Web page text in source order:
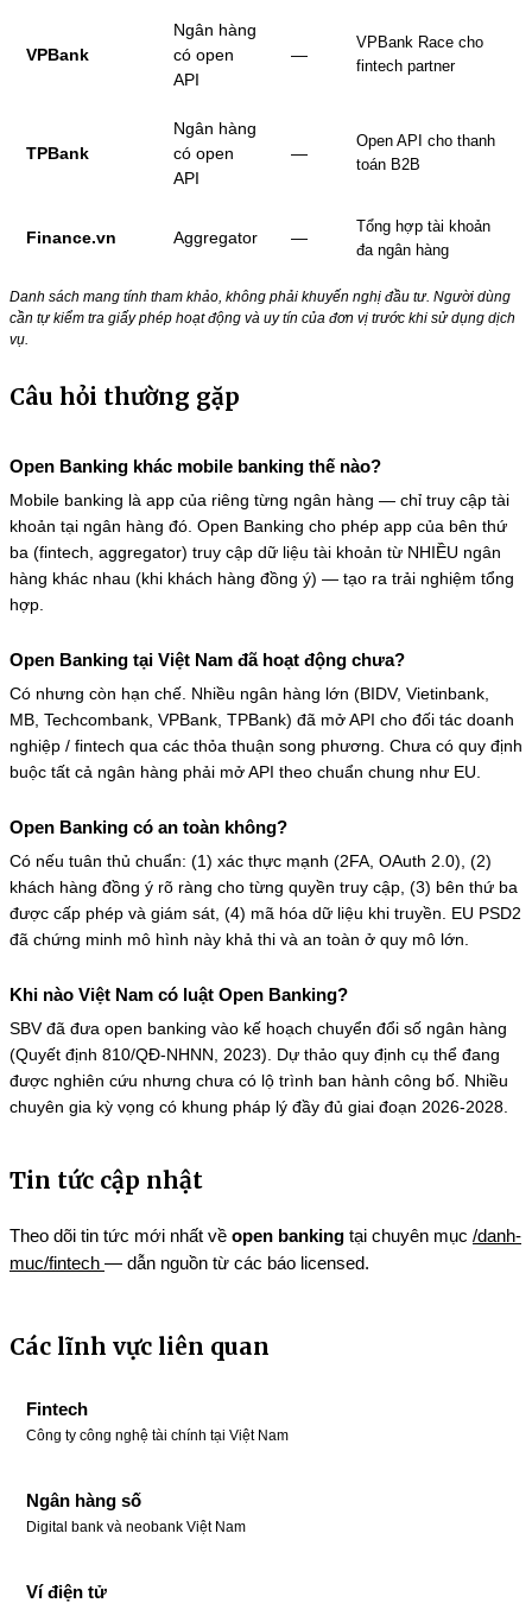
VPBank
Ngân hàng
có open
API
—
VPBank Race cho
fintech partner
TPBank
Ngân hàng
có open
API
—
Open API cho thanh
toán B2B
Finance.vn Aggregator —
Tổng hợp tài khoản
đa ngân hàng
Danh sách mang tính tham khảo, không phải khuyến nghị đầu tư. Người dùng
cần tự kiểm tra giấy phép hoạt động và uy tín của đơn vị trước khi sử dụng dịch
vụ.
Câu hỏi thường gặp
Open Banking khác mobile banking thế nào?
Mobile banking là app của riêng từng ngân hàng — chỉ truy cập tài
khoản tại ngân hàng đó. Open Banking cho phép app của bên thứ
ba (fintech, aggregator) truy cập dữ liệu tài khoản từ NHIỀU ngân
hàng khác nhau (khi khách hàng đồng ý) — tạo ra trải nghiệm tổng
hợp.
Open Banking tại Việt Nam đã hoạt động chưa?
Có nhưng còn hạn chế. Nhiều ngân hàng lớn (BIDV, Vietinbank,
MB, Techcombank, VPBank, TPBank) đã mở API cho đối tác doanh
nghiệp / fintech qua các thỏa thuận song phương. Chưa có quy định
buộc tất cả ngân hàng phải mở API theo chuẩn chung như EU.
Open Banking có an toàn không?
Có nếu tuân thủ chuẩn: (1) xác thực mạnh (2FA, OAuth 2.0), (2)
khách hàng đồng ý rõ ràng cho từng quyền truy cập, (3) bên thứ ba
được cấp phép và giám sát, (4) mã hóa dữ liệu khi truyền. EU PSD2
đã chứng minh mô hình này khả thi và an toàn ở quy mô lớn.
Khi nào Việt Nam có luật Open Banking?
SBV đã đưa open banking vào kế hoạch chuyển đổi số ngân hàng
(Quyết định 810/QĐ-NHNN, 2023). Dự thảo quy định cụ thể đang
được nghiên cứu nhưng chưa có lộ trình ban hành công bố. Nhiều
chuyên gia kỳ vọng có khung pháp lý đầy đủ giai đoạn 2026-2028.
Tin tức cập nhật
Theo dõi tin tức mới nhất về open banking tại chuyên mục /danh-
muc/fintech — dẫn nguồn từ các báo licensed.
Các lĩnh vực liên quan
Fintech
Công ty công nghệ tài chính tại Việt Nam
Ngân hàng số
Digital bank và neobank Việt Nam
Ví điện tử